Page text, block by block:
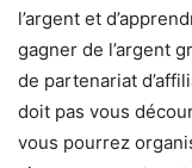
l’argent et
gagner de l’argent
de partenariat
doit pas vous
vous pourrez